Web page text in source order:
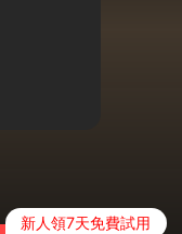
新人領7天免費試用